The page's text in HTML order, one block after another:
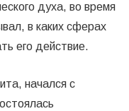
духа, во время
в каких сферах
его действие.
начался с